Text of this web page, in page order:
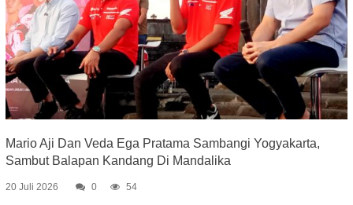
Mario Aji Dan Veda Ega Pratama Sambangi Yogyakarta,
Sambut Balapan Kandang Di Mandalika
20 Juli 2026 0 54